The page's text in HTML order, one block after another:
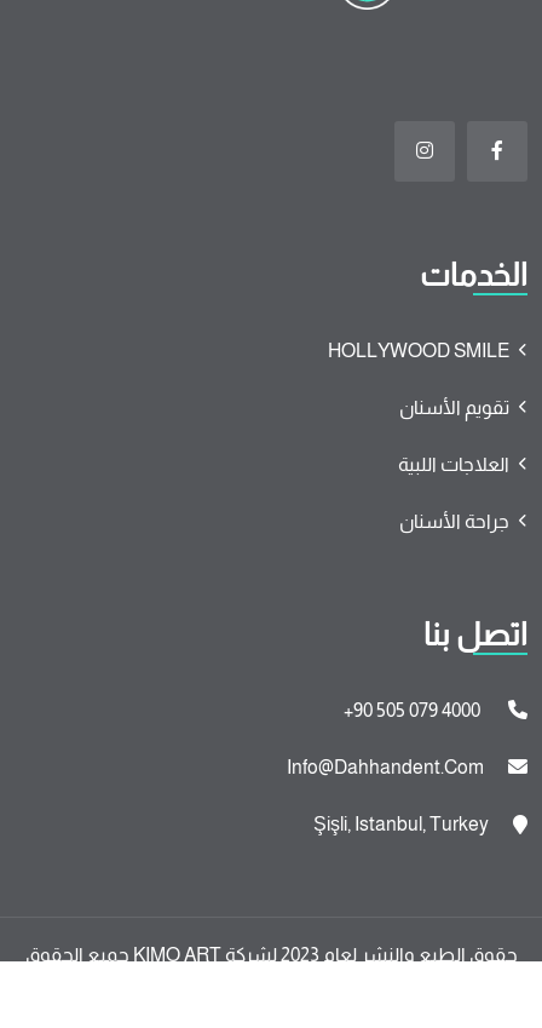
الخدمات
HOLLYWOOD SMILE
تقويم الأسنان
العلاجات اللبية
جراحة الأسنان
اتصل بنا
+90 505 079 4000
Info@dahhandent.com
Şişli, Istanbul, Turkey
حقوق الطبع والنشر لعام 2023 لشركة KIMO ART جميع الحقوق